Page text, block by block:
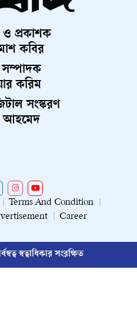
প্রকাশক
কবির
সম্পাদক
করিম
সংস্করণ
আহমেদ
Terms And Condition
Career
স্বত্বাধিকার সংরক্ষিত